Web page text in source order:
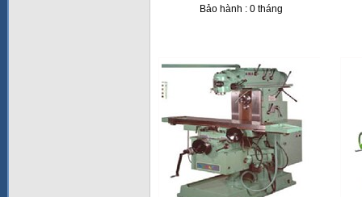
Bảo hành : 0 tháng